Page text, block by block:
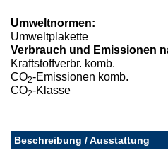
Umweltnormen:
Umweltplakette
Verbrauch und Emissionen
Kraftstoffverbr. komb.
CO2-Emissionen komb.
CO2-Klasse
Beschreibung / Ausstattung